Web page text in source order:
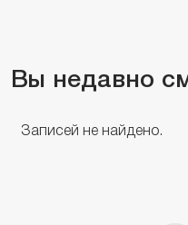
Вы недавно
Записей не найдено.